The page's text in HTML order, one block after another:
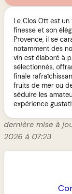
Le Clos Ott est
finesse et son
Provence, il se
notamment des
vin est élaboré à
sélectionnés,
finale
fruits de mer ou
séduire les
expérience
dernière mise à
2026 à 07:23